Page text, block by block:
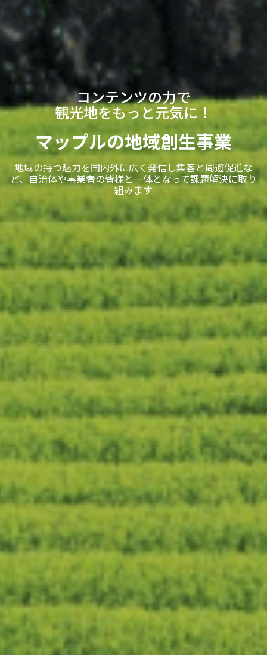
コンテンツの力で
観光地をもっと元気に！
マップルの地域創生事業
地域の持つ魅力を国内外に広く発信し集客と周遊促進な
ど、自治体や事業者の皆様と一体となって課題解決に取り
組みます